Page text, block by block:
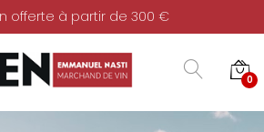
offerte à partir de 300 €
0